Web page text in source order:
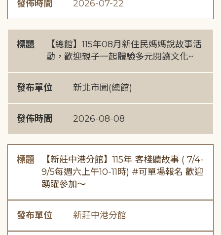
發佈時間 2026-07-22
標題
【總館】115年08月新住民媽媽說故事活
動，歡迎親子一起體驗多元閱讀文化~
發布單位 新北市圖(總館)
發佈時間 2026-08-08
標題
【新莊中港分館】115年 客棧聽故事 ( 7/4-
9/5每週六上午10-11時) #可單場報名 歡迎
踴躍參加～
發布單位 新莊中港分館